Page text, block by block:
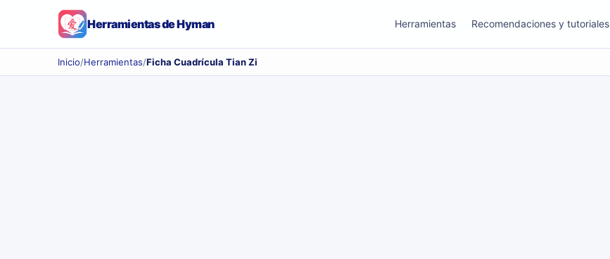
Herramientas de Hyman Herramientas Recomendaciones y tutoriales
Inicio/Herramientas/Ficha Cuadrícula Tian Zi